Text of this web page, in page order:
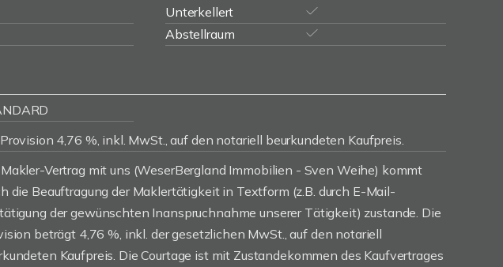
Unterkellert
Abstellraum
4,76 %, inkl. MwSt., auf den notariell beurkundeten Kaufpreis.
Vertrag mit uns (WeserBergland Immobilien - Sven Weihe) kommt
die Beauftragung der Maklertätigkeit in Textform (z.B. durch E-Mail-
der gewünschten Inanspruchnahme unserer Tätigkeit) zustande. Die
beträgt 4,76 %, inkl. der gesetzlichen MwSt., auf den notariell
Kaufpreis. Die Courtage ist mit Zustandekommen des Kaufvertrages